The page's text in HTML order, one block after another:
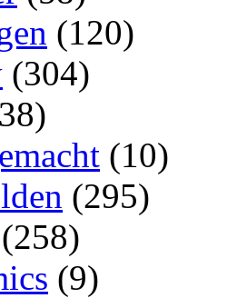
(120)
(304)
(10)
(295)
(258)
(9)